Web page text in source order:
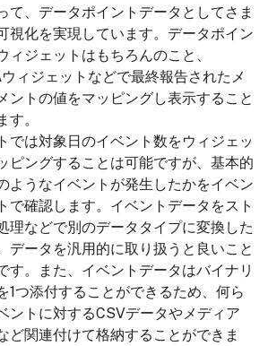
て、データポイントデータとしてさま
視化を実現しています。データポイン
ィジェットはもちろんのこと、
ィジェットなどで最終報告されたメ
ントの値をマッピングし表示すること
す。
では対象日のイベント数をウィジェッ
ピングすることは可能ですが、基本的
ようなイベントが発生したかをイベン
で確認します。イベントデータをスト
理などで別のデータタイプに変換した
データを汎用的に取り扱うと良いこと
す。また、イベントデータはバイナリ
1つ添付することができるため、何ら
ントに対するCSVデータやメディア
ど関連付けて格納することができま